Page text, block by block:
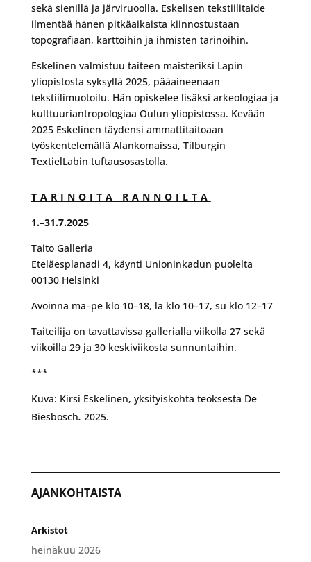
sekä sienillä ja järviruoolla. Eskelisen tekstiilitaide
ilmentää hänen pitkäaikaista kiinnostustaan
topografiaan, karttoihin ja ihmisten tarinoihin.
Eskelinen valmistuu taiteen maisteriksi Lapin
yliopistosta syksyllä 2025, pääaineenaan
tekstiilimuotoilu. Hän opiskelee lisäksi arkeologiaa ja
kulttuuriantropologiaa Oulun yliopistossa. Kevään
2025 Eskelinen täydensi ammattitaitoaan
työskentelemällä Alankomaissa, Tilburgin
TextielLabin tuftausosastolla.
TARINOITA RANNOILTA
1.–31.7.2025
Taito Galleria
Eteläesplanadi 4, käynti Unioninkadun puolelta
00130 Helsinki
Avoinna ma–pe klo 10–18, la klo 10–17, su klo 12–17
Taiteilija on tavattavissa gallerialla viikolla 27 sekä
viikoilla 29 ja 30 keskiviikosta sunnuntaihin.
***
Kuva: Kirsi Eskelinen, yksityiskohta teoksesta De
Biesbosch. 2025.
AJANKOHTAISTA
Arkistot
heinäkuu 2026